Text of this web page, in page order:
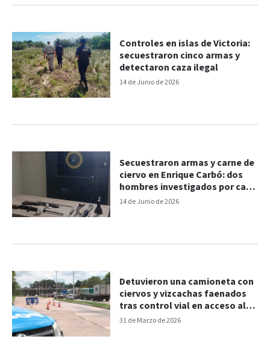
14 de Junio de 2026
Controles en islas de Victoria:
secuestraron cinco armas y
detectaron caza ilegal
14 de Junio de 2026
Secuestraron armas y carne de
ciervo en Enrique Carbó: dos
hombres investigados por caza
ilegal
31 de Marzo de 2026
Detuvieron una camioneta con
ciervos y vizcachas faenados
tras control vial en acceso al
Túnel Subfluvial